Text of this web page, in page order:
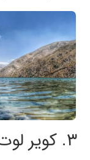
۳. کویر لوت (کرمان)